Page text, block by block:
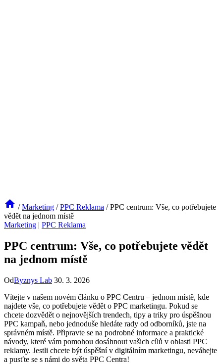
/ Marketing / PPC Reklama / PPC centrum: Vše, co potřebujete
vědět na jednom místě
Marketing | PPC Reklama
PPC centrum: Vše, co potřebujete vědět
na jednom místě
OdByznys Lab 30. 3. 2026
Vítejte v našem novém článku o PPC Centru – jednom místě, kde
najdete vše, co potřebujete vědět o PPC marketingu. Pokud se
chcete dozvědět o nejnovějších trendech, tipy a triky pro úspěšnou
PPC kampaň, nebo jednoduše hledáte rady od odborníků, jste na
správném místě. Připravte se na podrobné informace a praktické
návody, které vám pomohou dosáhnout vašich cílů v oblasti PPC
reklamy. Jestli chcete být úspěšní v digitálním marketingu, neváhejte
a pusťte se s námi do světa PPC Centra!